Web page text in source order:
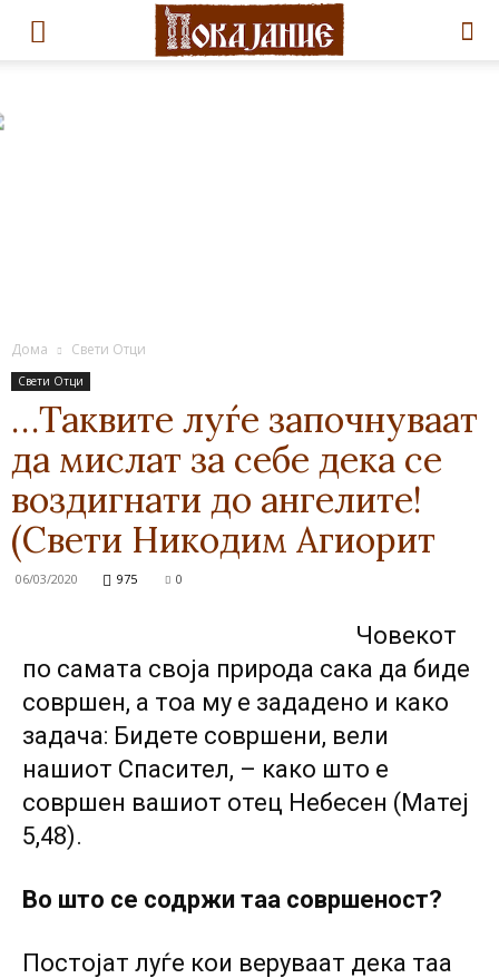
Дома Свети Отци
Свети Отци
…Таквите луѓе започнуваат
да мислат за себе дека се
воздигнати до ангелите!
(Свети Никодим Агиорит
06/03/2020 975 0
Човекот
по самата своја природа сака да биде
совршен, а тоа му е зададено и како
задача: Бидете совршени, вели
нашиот Спасител, – како што е
совршен вашиот отец Небесен (Матеј
5,48).
Во што се содржи таа совршеност?
Постојат луѓе кои веруваат дека таа